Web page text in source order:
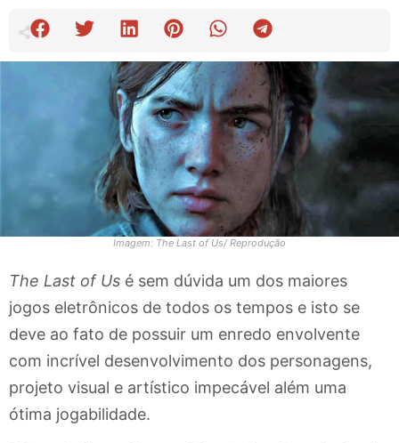
Imagem: The Last of Us/ Reprodução
The Last of Us é sem dúvida um dos maiores
jogos eletrônicos de todos os tempos e isto se
deve ao fato de possuir um enredo envolvente
com incrível desenvolvimento dos personagens,
projeto visual e artístico impecável além uma
ótima jogabilidade.